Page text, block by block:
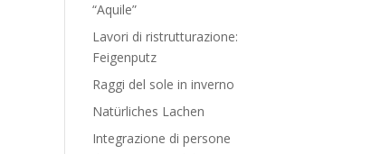
“Aquile”
Lavori di ristrutturazione:
Feigenputz
Raggi del sole in inverno
Natürliches Lachen
Integrazione di persone